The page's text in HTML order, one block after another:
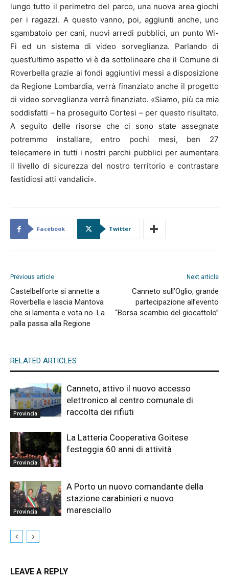
lungo tutto il perimetro del parco, una nuova area giochi
per i ragazzi. A questo vanno, poi, aggiunti anche, uno
sgambatoio per cani, nuovi arredi pubblici, un punto Wi-
Fi ed un sistema di video sorveglianza. Parlando di
quest’ultimo aspetto vi è da sottolineare che il Comune di
Roverbella grazie ai fondi aggiuntivi messi a disposizione
da Regione Lombardia, verrà finanziato anche il progetto
di video sorveglianza verrà finanziato. «Siamo, più ca mia
soddisfatti – ha proseguito Cortesi – per questo risultato.
A seguito delle risorse che ci sono state assegnate
potremmo installare, entro pochi mesi, ben 27
telecamere in tutti i nostri parchi pubblici per aumentare
il livello di sicurezza del nostro territorio e contrastare
fastidiosi atti vandalici».
Facebook Twitter
Previous article
Castelbelforte si annette a
Roverbella e lascia Mantova
che si lamenta e vota no. La
palla passa alla Regione
Next article
Canneto sull’Oglio, grande
partecipazione all’evento
“Borsa scambio del giocattolo”
RELATED ARTICLES
Provincia
Canneto, attivo il nuovo accesso
elettronico al centro comunale di
raccolta dei rifiuti
Provincia
La Latteria Cooperativa Goitese
festeggia 60 anni di attività
Provincia
A Porto un nuovo comandante della
stazione carabinieri e nuovo
maresciallo
LEAVE A REPLY